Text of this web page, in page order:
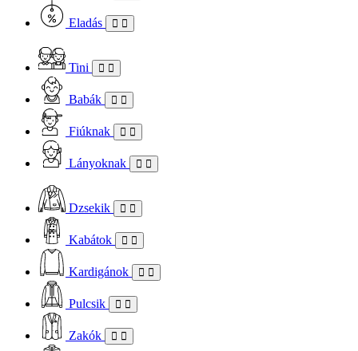
Eladás
Tini
Babák
Fiúknak
Lányoknak
Dzsekik
Kabátok
Kardigánok
Pulcsik
Zakók